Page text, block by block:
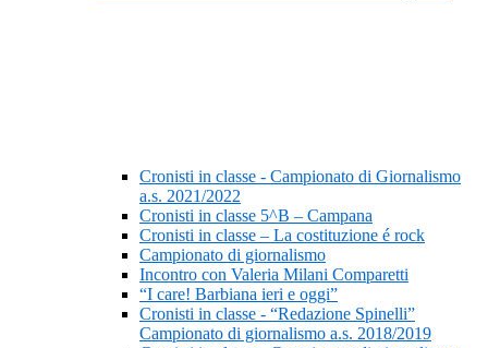
Cronisti in classe - Campionato di Giornalismo
a.s. 2021/2022
Cronisti in classe 5^B – Campana
Cronisti in classe – La costituzione é rock
Campionato di giornalismo
Incontro con Valeria Milani Comparetti
“I care! Barbiana ieri e oggi”
Cronisti in classe - “Redazione Spinelli”
Campionato di giornalismo a.s. 2018/2019